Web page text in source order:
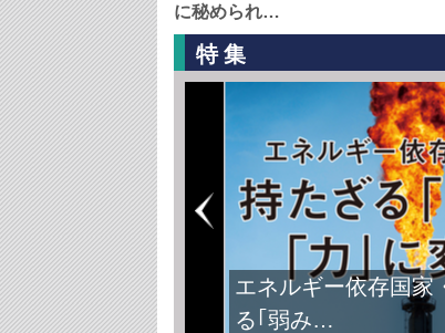
に秘められ…
特集
エネルギー依存国
る｢弱み…